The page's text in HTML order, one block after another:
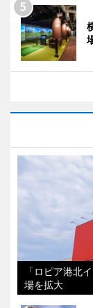
「ロピア港北
場を拡大